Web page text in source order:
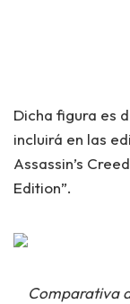
Dicha figura es
incluirá en las
Assassin’s
Edition”.
Comparativa